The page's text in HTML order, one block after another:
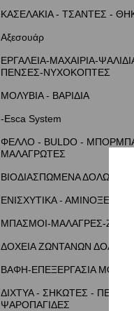
ΚΑΣΕΛΑΚΙΑ - ΤΣΑΝΤΕΣ -
Αξεσουάρ
ΕΡΓΑΛΕΙΑ-ΜΑΧΑΙΡΙΑ-
ΠΕΝΣΕΣ-ΝΥΧΟΚΟΠΤΕΣ
ΜΟΛΥΒΙΑ - ΒΑΡΙΔΙΑ
-Esca System
ΦΕΛΛΟ - BULDO -
ΜΑΛΑΓΡΩΤΕΣ
ΒΙΟΔΙΑΣΠΩΜΕΝΑ ΔΟΛΩΜΑΤΑ
ΕΝΙΣΧΥΤΙΚΑ - ΑΜΙΝΟΞΕΑ -
ΜΠΑΣΜΟΙ-ΜΑΛΑΓΡΕΣ-ΖΥΜΕΣ
ΔΟΧΕΙΑ ΖΩΝΤΑΝΩΝ
ΒΑΦΗ-ΕΠΕΞΕΡΓΑΣΙΑ
ΔΙΧΤΥΑ - ΣΗΚΩΤΕΣ -
ΨΑΡΟΠΑΓΙΔΕΣ